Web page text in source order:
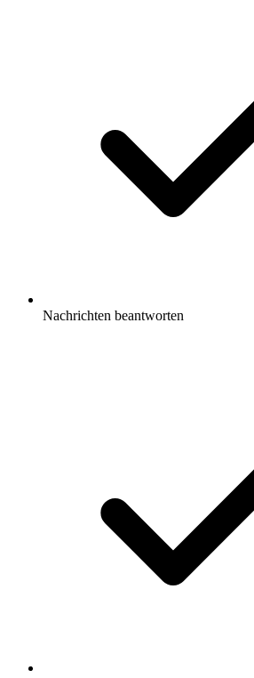
Nachrichten beantworten